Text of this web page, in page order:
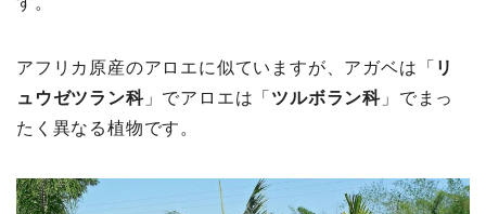
アフリカ原産のアロエに似ていますが、アガベは「 リ
ュウゼツラン科」でアロエは「 ツルボラン科 」でまっ
たく異なる植物です。